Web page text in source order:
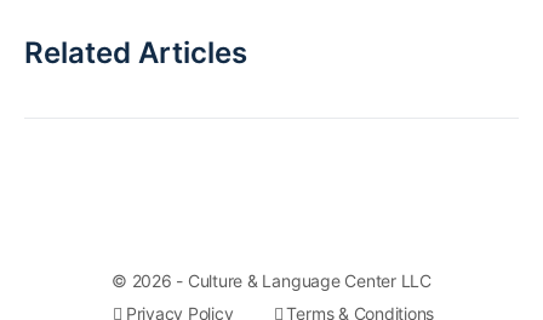
Related Articles
© 2026 - Culture & Language Center LLC
Privacy Policy
Terms & Conditions